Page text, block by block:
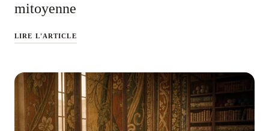
mitoyenne
LIRE L'ARTICLE